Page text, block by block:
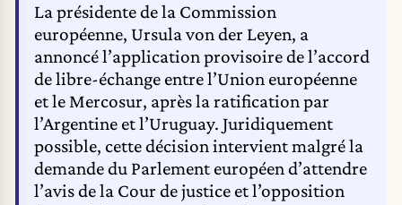
La présidente de la Commission
européenne, Ursula von der Leyen, a
annoncé l’application provisoire de l’accord
de libre-échange entre l’Union européenne
et le Mercosur, après la ratification par
l’Argentine et l’Uruguay. Juridiquement
possible, cette décision intervient malgré la
demande du Parlement européen d’attendre
l’avis de la Cour de justice et l’opposition